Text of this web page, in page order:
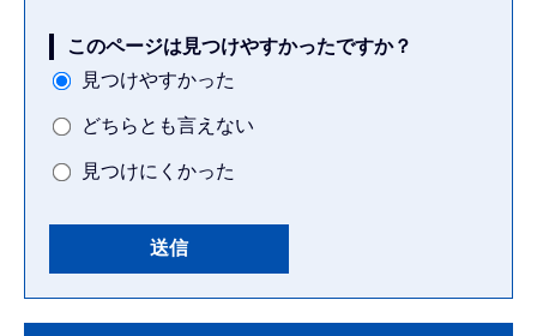
このページは見つけやすかったですか？
見つけやすかった
どちらとも言えない
見つけにくかった